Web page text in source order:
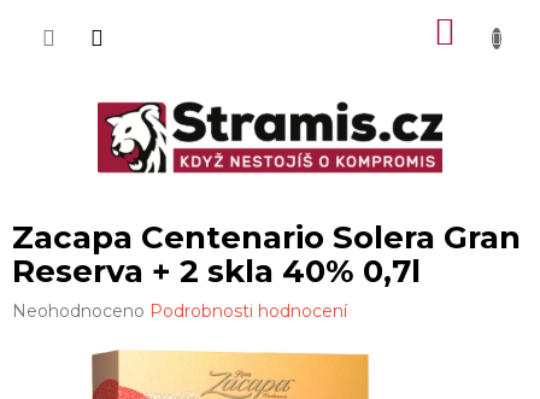
Zacapa Centenario Solera Gran
Reserva + 2 skla 40% 0,7l
Průměrné
Neohodnoceno Podrobnosti hodnocení